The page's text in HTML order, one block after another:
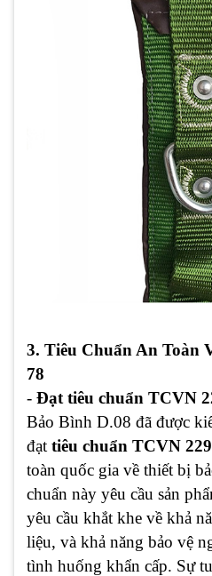
3. Tiêu Chuẩn An Toàn
78
- Đạt tiêu chuẩn TCVN
Bảo Bình D.08 đã được
đạt tiêu chuẩn TCVN
toàn quốc gia về thiết bị
chuẩn này yêu cầu sản
yêu cầu khắt khe về khả
liệu, và khả năng bảo vệ
tình huống khẩn cấp. Sự